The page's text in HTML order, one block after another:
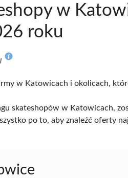
w
roku
w Katowicach i okolicach,
skateshopów w Katowicach,
po to, aby znaleźć oferty